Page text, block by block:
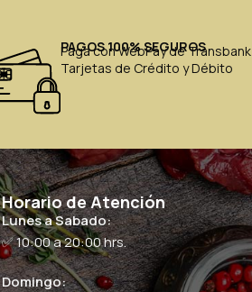
PAGOS 100% SEGUROS
Paga con WebPay de Transbank
Tarjetas de Crédito y Débito
Horario de Atención
Lunes a Sabado:
✅ 10:00 a 20:00 hrs.
Domingo: